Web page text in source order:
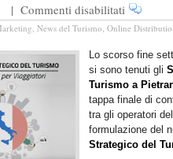
| Commenti disabilitati su
Stati
del
Turismo:
Roberta
Milano
racconta
i
3
, News del Turismo, Online
Lo scorso fine
si sono tenuti gli
Turismo a
tappa finale di
tra gli operatori
formulazione del
Strategico del